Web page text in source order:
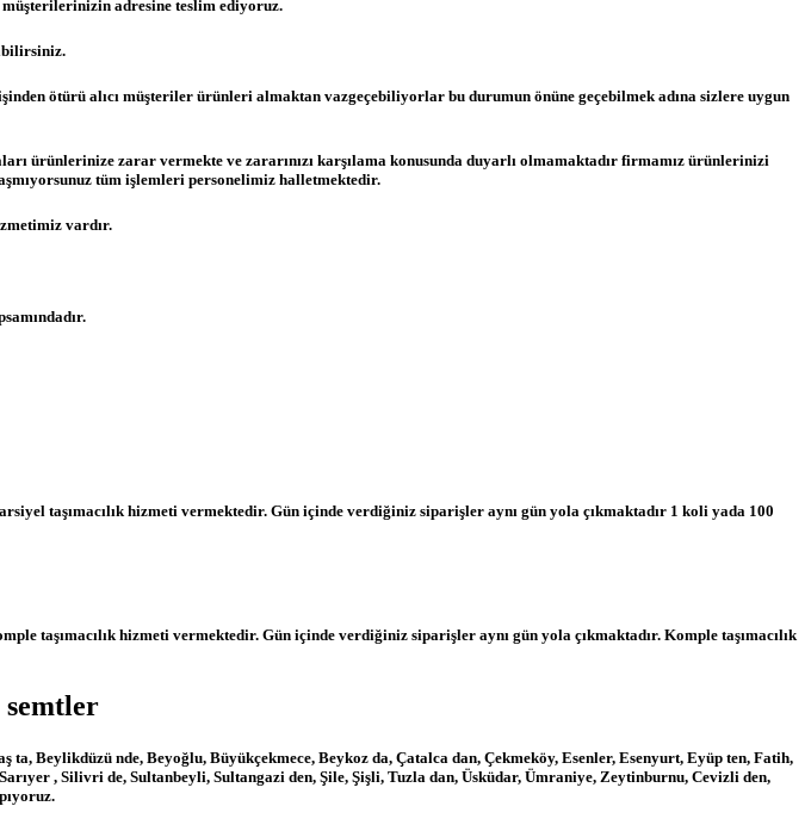
müşterilerinizin adresine teslim ediyoruz.
ötürü alıcı müşteriler ürünleri almaktan vazgeçebiliyorlar bu durumun önüne geçebilmek adına sizlere uygun
ürünlerinize zarar vermekte ve zararınızı karşılama konusunda duyarlı olmamaktadır firmamız ürünlerinizi
tüm işlemleri personelimiz halletmektedir.
vardır.
taşımacılık hizmeti vermektedir. Gün içinde verdiğiniz siparişler aynı gün yola çıkmaktadır 1 koli yada 100
taşımacılık hizmeti vermektedir. Gün içinde verdiğiniz siparişler aynı gün yola çıkmaktadır. Komple taşımacılık
semtler
Beylikdüzü nde, Beyoğlu, Büyükçekmece, Beykoz da, Çatalca dan, Çekmeköy, Esenler, Esenyurt, Eyüp ten, Fatih,
, Silivri de, Sultanbeyli, Sultangazi den, Şile, Şişli, Tuzla dan, Üsküdar, Ümraniye, Zeytinburnu, Cevizli den,